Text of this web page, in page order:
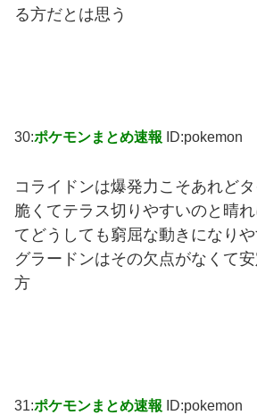
る方だとは思う
30:ポケモンまとめ速報 ID:pokemon
コライドンは爆発力こそあれど
脆くてテラス切りやすいのと晴
てどうしても窮屈な動きになり
グラードンはその欠点がなくて
方
31:ポケモンまとめ速報 ID:pokemon